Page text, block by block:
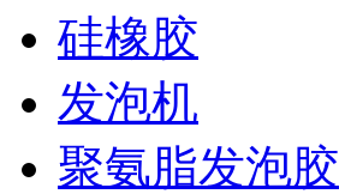
硅橡胶
发泡机
聚氨脂发泡胶